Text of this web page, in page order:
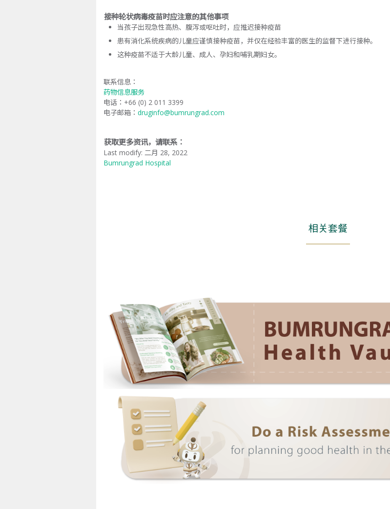
接种轮状病毒疫苗时应注意的其他事项
当孩子出现急性高热、腹泻或呕吐时，应推迟接种疫苗
患有消化系统疾病的儿童应谨慎接种疫苗，并仅在经验丰富的医生的监督下进行接种。
这种疫苗不适于大龄儿童、成人、孕妇和哺乳期妇女。
联系信息：
药物信息服务
电话：+66 (0) 2 011 3399
电子邮箱： druginfo@bumrungrad.com
获取更多资讯，请联系：
Last modify: 二月 28, 2022
Bumrungrad Hospital
相关套餐